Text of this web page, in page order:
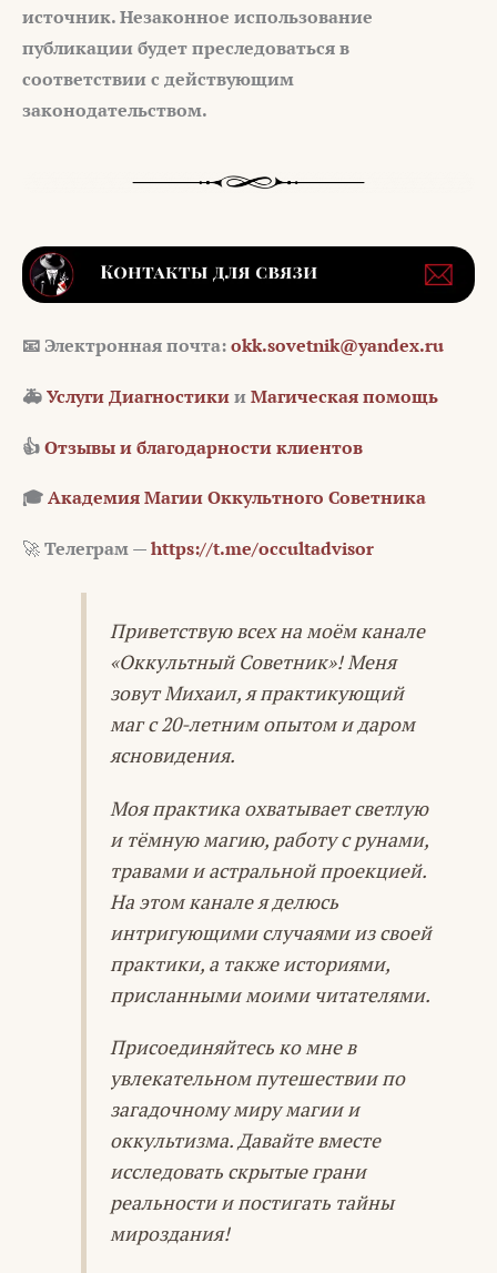
источник. Незаконное использование
публикации будет преследоваться в
соответствии с действующим
законодательством.
📧 Электронная почта:okk.sovetnik@yandex.ru
🚑Услуги ДиагностикииМагическая помощь
👍Отзывы и благодарности клиентов
🎓Академия Магии Оккультного Советника
🚀Телеграм —https://t.me/occultadvisor
Приветствую всех на моём канале
«Оккультный Советник»! Меня
зовут Михаил, я практикующий
маг с 20-летним опытом и даром
ясновидения.
Моя практика охватывает светлую
и тёмную магию, работу с рунами,
травами и астральной проекцией.
На этом канале я делюсь
интригующими случаями из своей
практики, а также историями,
присланными моими читателями.
Присоединяйтесь ко мне в
увлекательном путешествии по
загадочному миру магии и
оккультизма. Давайте вместе
исследовать скрытые грани
реальности и постигать тайны
мироздания!